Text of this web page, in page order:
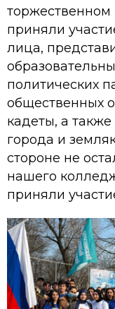
приняли
лица,
политических
общественных
кадеты, а
города и
стороне не
нашего
приняли